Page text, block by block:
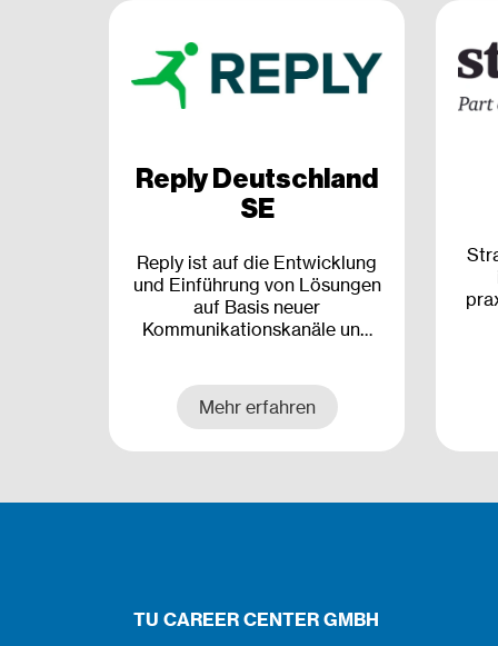
Reply Deutschland
SE
Reply ist auf die Entwicklung
und Einführung von Lösungen
auf Basis neuer
Kommunikationskanäle und
Mehr erfahren
TU CAREER CENTER GMBH